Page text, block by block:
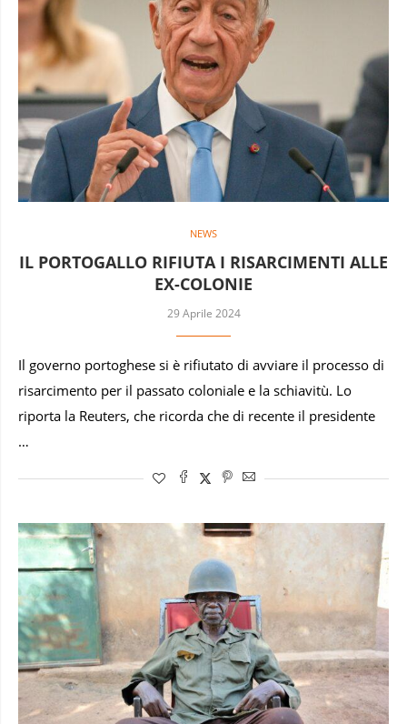
NEWS
IL PORTOGALLO RIFIUTA I RISARCIMENTI ALLE
EX-COLONIE
29 Aprile 2024
Il governo portoghese si è rifiutato di avviare il processo di
risarcimento per il passato coloniale e la schiavitù. Lo
riporta la Reuters, che ricorda che di recente il presidente
…